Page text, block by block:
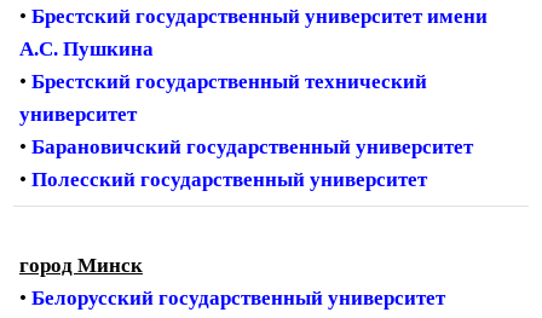
• Брестский государственный университет имени
А.С. Пушкина
• Брестский государственный технический
университет
• Барановичский государственный университет
• Полесский государственный университет
город Минск
• Белорусский государственный университет